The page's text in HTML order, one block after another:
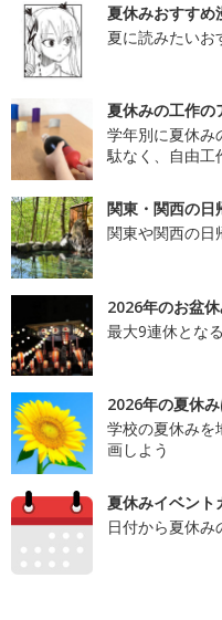
夏休みおすすめ
夏に読みたいお
夏休みの工作の
学年別に夏休み
駄なく、自由工
関東・関西の日
関東や関西の日
2026年のお盆
最大9連休とな
2026年の夏休
学校の夏休みを
画しよう
夏休みイベント
日付から夏休み